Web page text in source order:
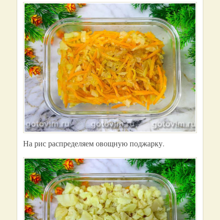
На рис распределяем овощную поджарку.